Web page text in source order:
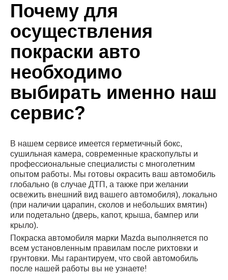
Почему для
осуществления
покраски авто
необходимо
выбирать именно наш
сервис?
В нашем сервисе имеется герметичный бокс,
сушильная камера, современные краскопульты и
профессиональные специалисты с многолетним
опытом работы. Мы готовы окрасить ваш автомобиль
глобально (в случае ДТП, а также при желании
освежить внешний вид вашего автомобиля), локально
(при наличии царапин, сколов и небольших вмятин)
или подетально (дверь, капот, крыша, бампер или
крыло).
Покраска автомобиля марки Mazda выполняется по
всем установленным правилам после рихтовки и
грунтовки. Мы гарантируем, что свой автомобиль
после нашей работы вы не узнаете!